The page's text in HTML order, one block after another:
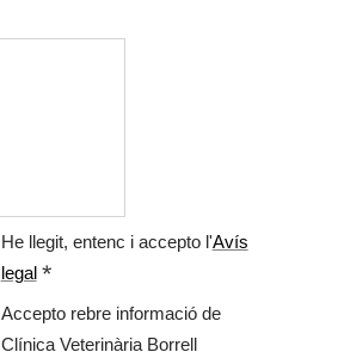
He llegit, entenc i accepto l'Avís
legal
Accepto rebre informació de
Clínica Veterinària Borrell